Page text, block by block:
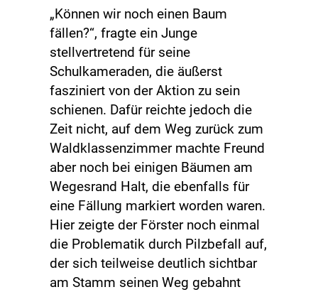
„Können wir noch einen Baum
fällen?“, fragte ein Junge
stellvertretend für seine
Schulkameraden, die äußerst
fasziniert von der Aktion zu sein
schienen. Dafür reichte jedoch die
Zeit nicht, auf dem Weg zurück zum
Waldklassenzimmer machte Freund
aber noch bei einigen Bäumen am
Wegesrand Halt, die ebenfalls für
eine Fällung markiert worden waren.
Hier zeigte der Förster noch einmal
die Problematik durch Pilzbefall auf,
der sich teilweise deutlich sichtbar
am Stamm seinen Weg gebahnt